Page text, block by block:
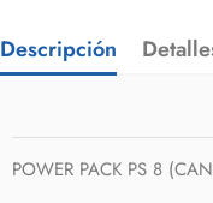
Descripción
POWER PACK PS 8